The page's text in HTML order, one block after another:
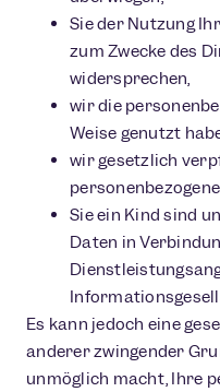
Sie der Nutzung
zum Zwecke des
widersprechen,
wir die
Weise genutzt
wir gesetzlich
Sie ein Kind sind
Daten in
Es kann jedoch eine
anderer zwingender
unmöglich macht, Ihre